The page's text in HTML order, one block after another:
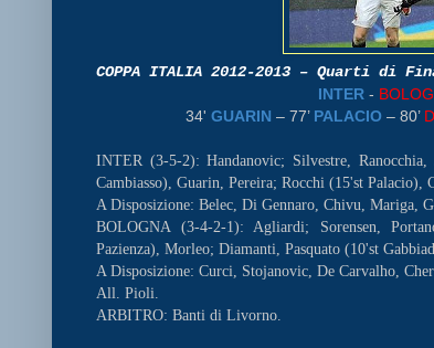
COPPA ITALIA 2012-2013 – Quarti di
INTER -
34' GUARIN – 77’ PALACIO– 80’
INTER (3-5-2): Handanovic; Silvestre,
Cambiasso), Guarin, Pereira; Rocchi (15'st Palacio),
A Disposizione: Belec, Di Gennaro, Chivu, Mariga,
BOLOGNA (3-4-2-1): Agliardi; Sorensen,
Pazienza), Morleo; Diamanti, Pasquato (10'st
A Disposizione: Curci, Stojanovic, De Carvalho,
All. Pioli.
ARBITRO: Banti di Livorno.